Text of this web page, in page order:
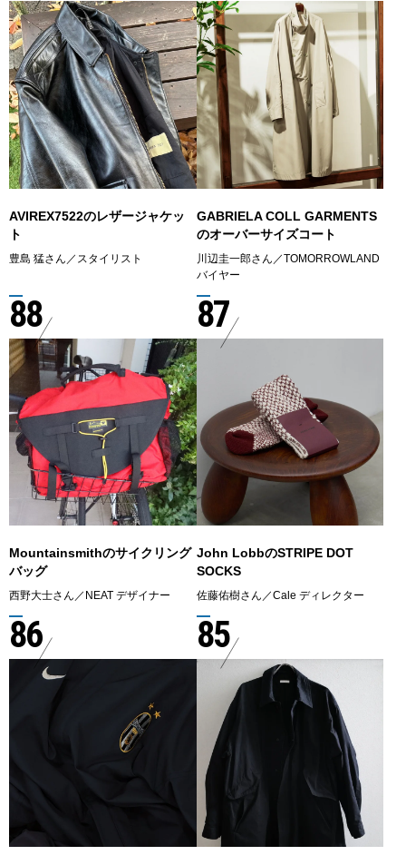
AVIREX7522のレザージャケッ
ト
豊島 猛さん／スタイリスト
GABRIELA COLL GARMENTS
のオーバーサイズコート
川辺圭一郎さん／TOMORROWLAND
バイヤー
88
Mountainsmithのサイクリング
バッグ
西野大士さん／NEAT デザイナー
87
John LobbのSTRIPE DOT
SOCKS
佐藤佑樹さん／Cale ディレクター
86 85